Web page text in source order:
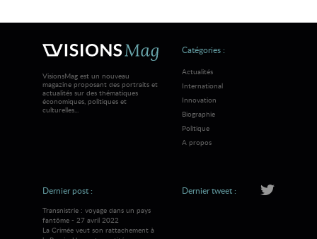
VisionsMag est un nouveau
magazine proposant des portraits et
actualités sur des thématiques
économiques, politiques et
culturelles...
Catégories :
Actualités
International
Innovation
Biographie
Politique
A propos
Dernier post :
Transnistrie : voyage dans un pays
fantôme - 27 avril 2022
La Crimée veut son rattachement à
Dernier tweet :